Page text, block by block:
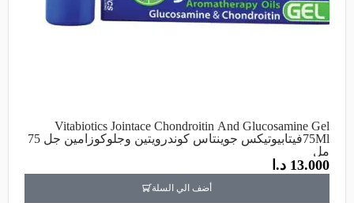
Vitabiotics Jointace Chondroitin And Glucosamine Gel
75Mlفيتابيوتيكس جوينتاس كوندرويتين وجلوكوزامين جل 75
مل
13.000 د.ا
أضف الي السلة